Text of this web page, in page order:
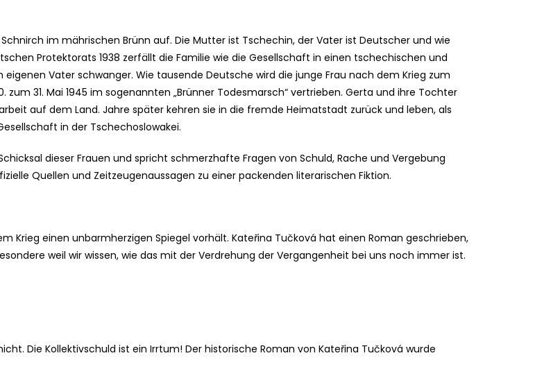
im mährischen Brünn auf. Die Mutter ist Tschechin, der Vater ist Deutscher und wie
Protektorats 1938 zerfällt die Familie wie die Gesellschaft in einen tschechischen und
Vater schwanger. Wie tausende Deutsche wird die junge Frau nach dem Krieg zum
31. Mai 1945 im sogenannten „Brünner Todesmarsch“ vertrieben. Gerta und ihre Tochter
auf dem Land. Jahre später kehren sie in die fremde Heimatstadt zurück und leben, als
in der Tschechoslowakei.
dieser Frauen und spricht schmerzhafte Fragen von Schuld, Rache und Vergebung
Quellen und Zeitzeugenaussagen zu einer packenden literarischen Fiktion.
Krieg einen unbarmherzigen Spiegel vorhält. Kateřina Tučková hat einen Roman geschrieben,
weil wir wissen, wie das mit der Verdrehung der Vergangenheit bei uns noch immer ist.
Die Kollektivschuld ist ein Irrtum! Der historische Roman von Kateřina Tučková wurde